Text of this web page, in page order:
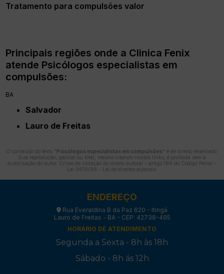
Tratamento para compulsões valor
Principais regiões onde a Clinica Fenix
atende Psicólogos especialistas em
compulsões:
BA
Salvador
Lauro de Freitas
O conteúdo do texto "Psicólogos especialistas em compulsões" é de direito reservado.
Sua reprodução, parcial ou total, mesmo citando nossos links, é proibida sem a
autorização do autor. Crime de violação de direito autoral – artigo 184 do Código Penal –
Lei 9610/98 - Lei de direitos autorais.
ENDEREÇO
Rua Everaldina B da Paz 620 - Itingá
Lauro de Freitas - BA - CEP: 42738-495
HORÁRIO DE ATENDIMENTO
Segunda a Sexta - 8h às 18h
Sábado - 8h ás 12h